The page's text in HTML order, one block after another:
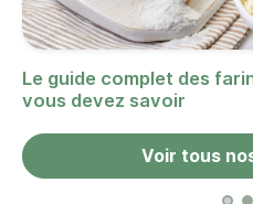
Le guide complet des
vous devez savoir
Voir tous